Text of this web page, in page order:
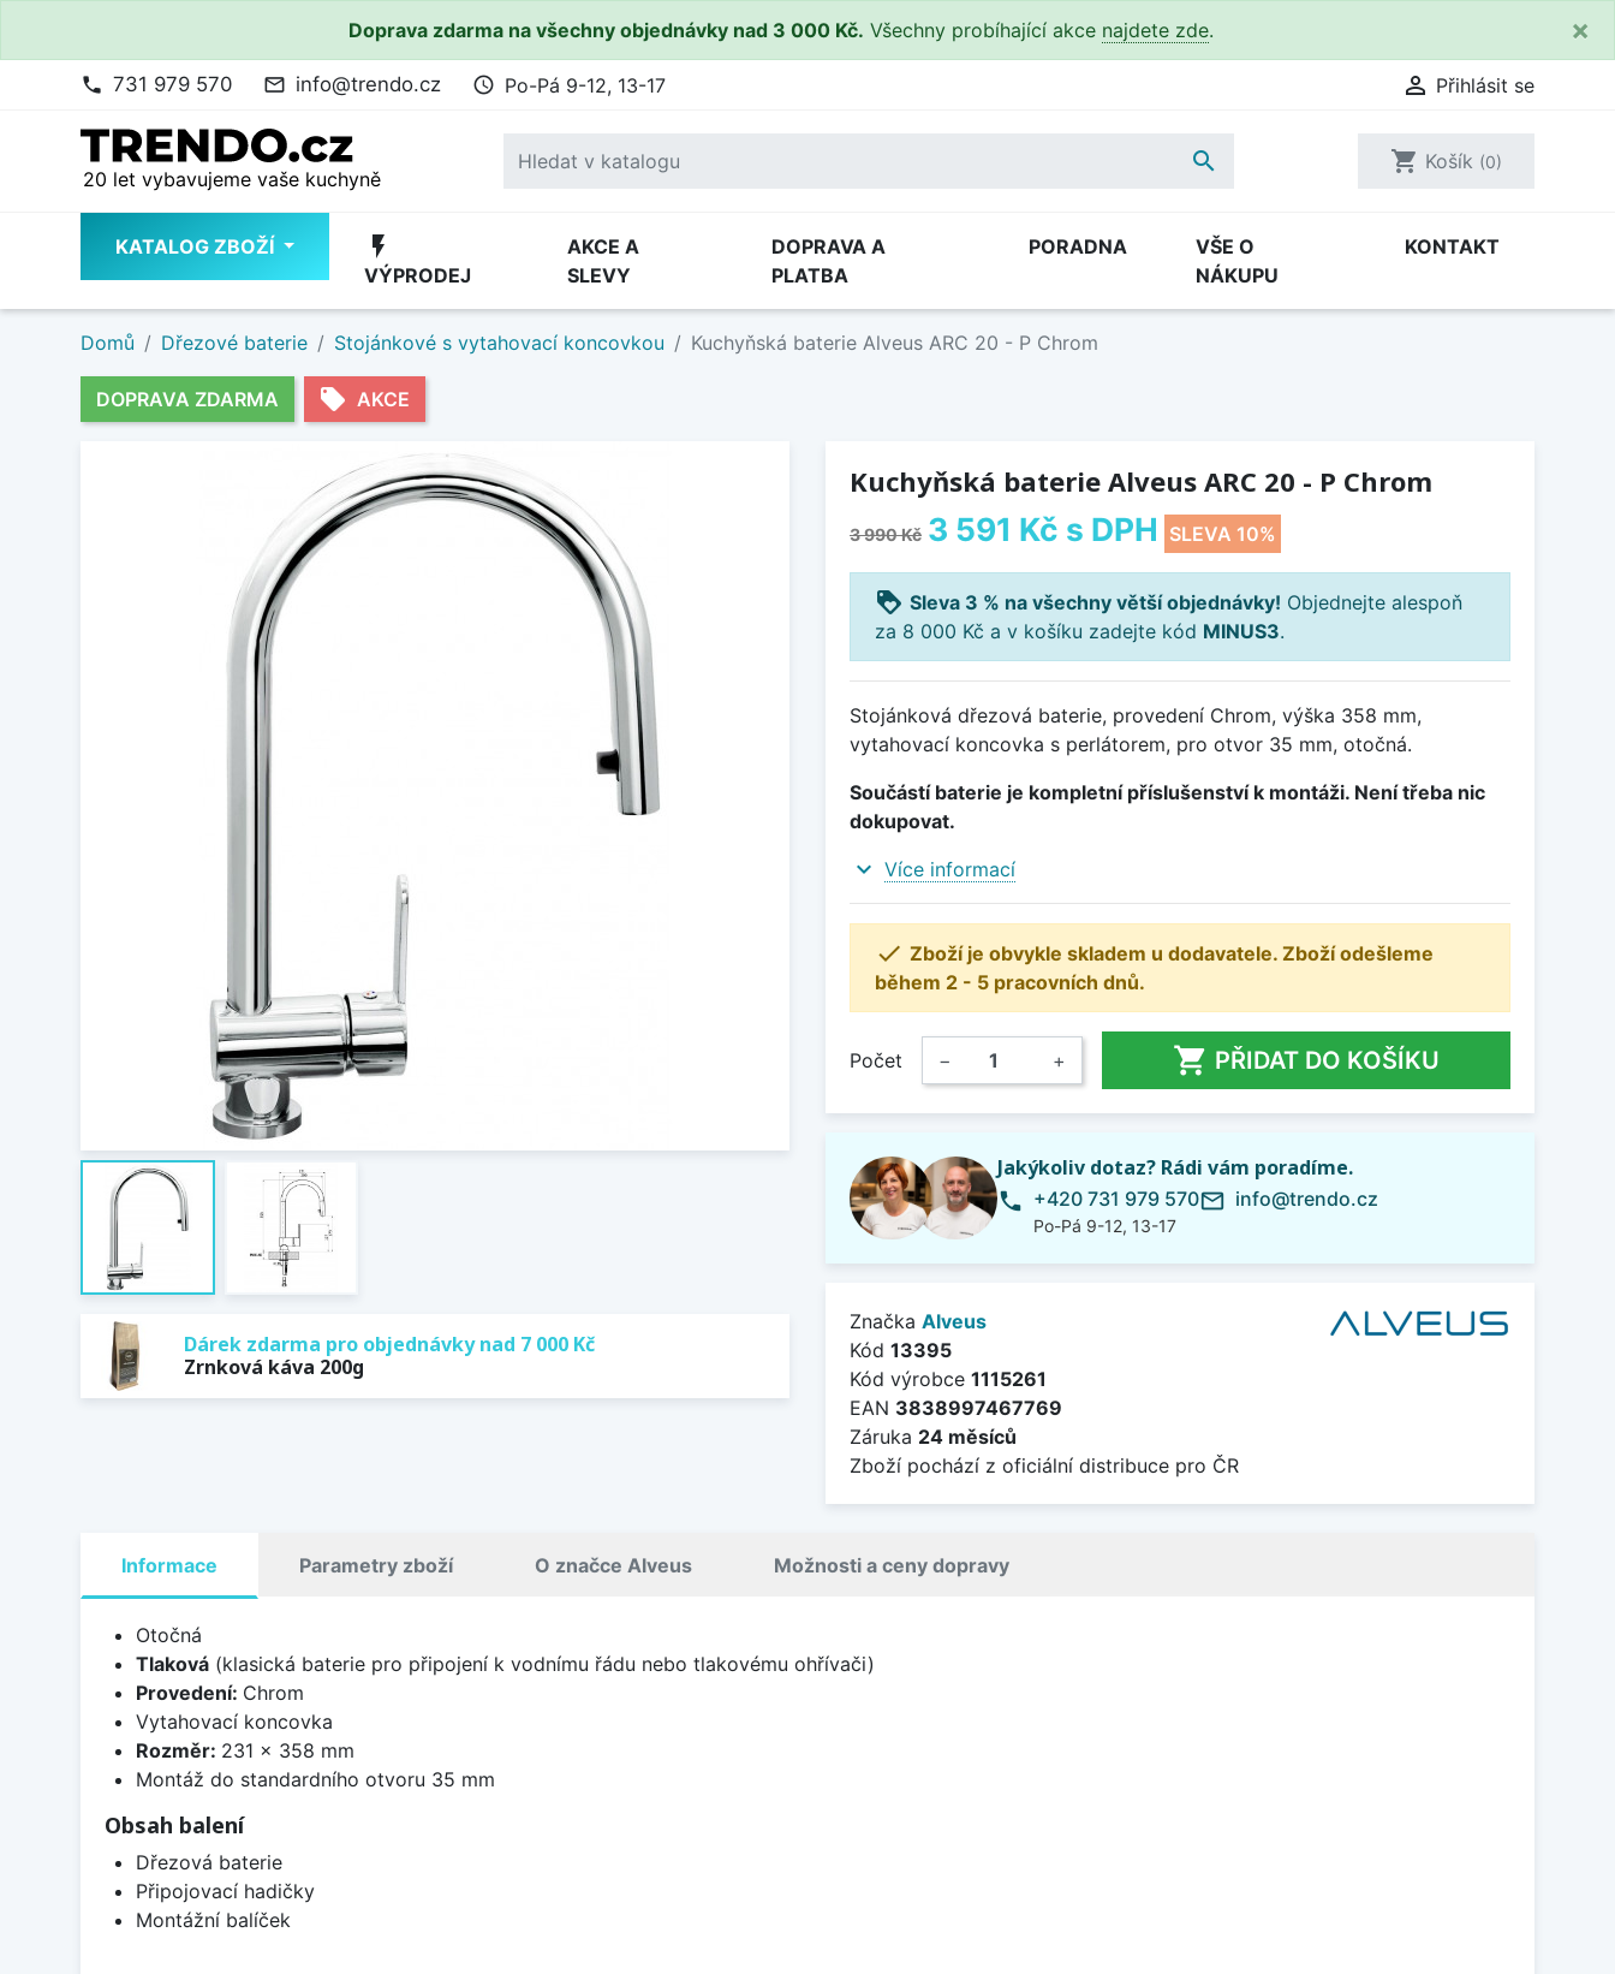
Doprava zdarma na všechny objednávky nad 3 000 Kč. Všechny probíhající akce najdete zde. ×
phone 731 979 570 mail_outline info@trendo.cz access_time Po-Pá 9-12, 13-17  Přihlásit se
20 let vybavujeme vaše kuchyně
 shopping_cart Košík (0)
KATALOG ZBOŽÍ flash_on
VÝPRODEJ
AKCE A
SLEVY
DOPRAVA A
PLATBA
PORADNA
VŠE O
NÁKUPU
KONTAKT
Domů Dřezové baterie Stojánkové s vytahovací koncovkou Kuchyňská baterie Alveus ARC 20 - P Chrom
DOPRAVA ZDARMA local_offer AKCE
Dárek zdarma pro objednávky nad 7 000 Kč
Zrnková káva 200g
Kuchyňská baterie Alveus ARC 20 - P Chrom
3 990 Kč 3 591 Kč s DPH SLEVA 10%
loyalty Sleva 3 % na všechny větší objednávky! Objednejte alespoň
za 8 000 Kč a v košíku zadejte kód MINUS3.
Stojánková dřezová baterie, provedení Chrom, výška 358 mm,
vytahovací koncovka s perlátorem, pro otvor 35 mm, otočná.
Součástí baterie je kompletní příslušenství k montáži. Není třeba nic
dokupovat.
expand_more Více informací
 Zboží je obvykle skladem u dodavatele. Zboží odešleme
během 2 - 5 pracovních dnů.
Počet − +  PŘIDAT DO KOŠÍKU
Jakýkoliv dotaz? Rádi vám poradíme.
phone +420 731 979 570
Po-Pá 9-12, 13-17
mail_outline info@trendo.cz
Značka Alveus
Kód 13395
Kód výrobce 1115261
EAN 3838997467769
Záruka 24 měsíců
Zboží pochází z oficiální distribuce pro ČR
Informace Parametry zboží O značce Alveus Možnosti a ceny dopravy
Otočná
Tlaková(klasická baterie pro připojení k vodnímu řádu nebo tlakovému ohřívači)
Provedení: Chrom
Vytahovací koncovka
Rozměr: 231 x 358 mm
Montáž do standardního otvoru 35 mm
Obsah balení
Dřezová baterie
Připojovací hadičky
Montážní balíček